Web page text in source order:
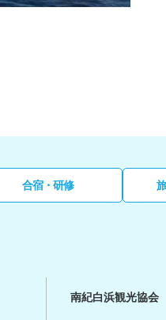
合宿・研修
南紀白浜観光協